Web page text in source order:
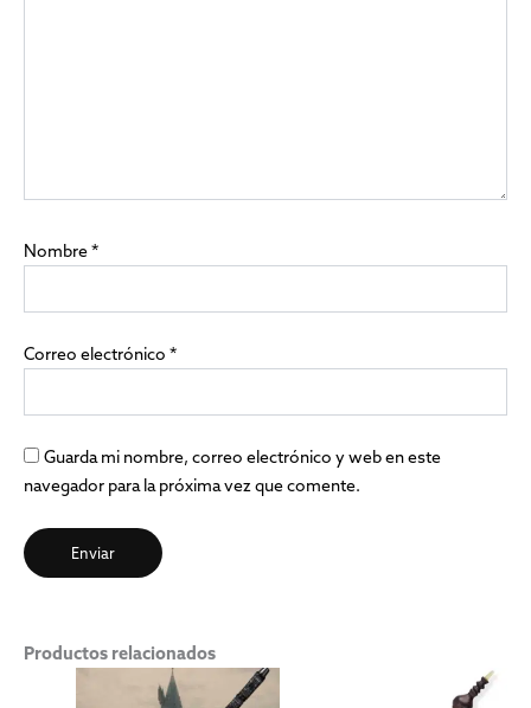
Nombre*
Correo electrónico *
Guarda mi nombre, correo electrónico y web en este
navegador para la próxima vez que comente.
Productos relacionados